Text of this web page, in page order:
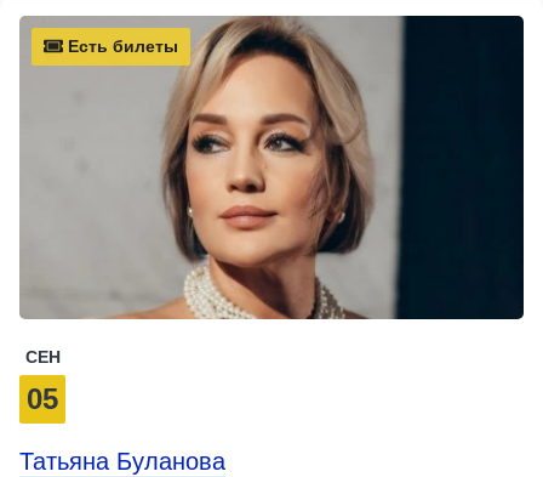
Есть билеты
СЕН
05
Татьяна Буланова